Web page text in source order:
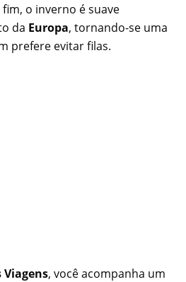
o inverno é suave
da Europa, tornando-se uma
prefere evitar filas.
Viagens, você acompanha um